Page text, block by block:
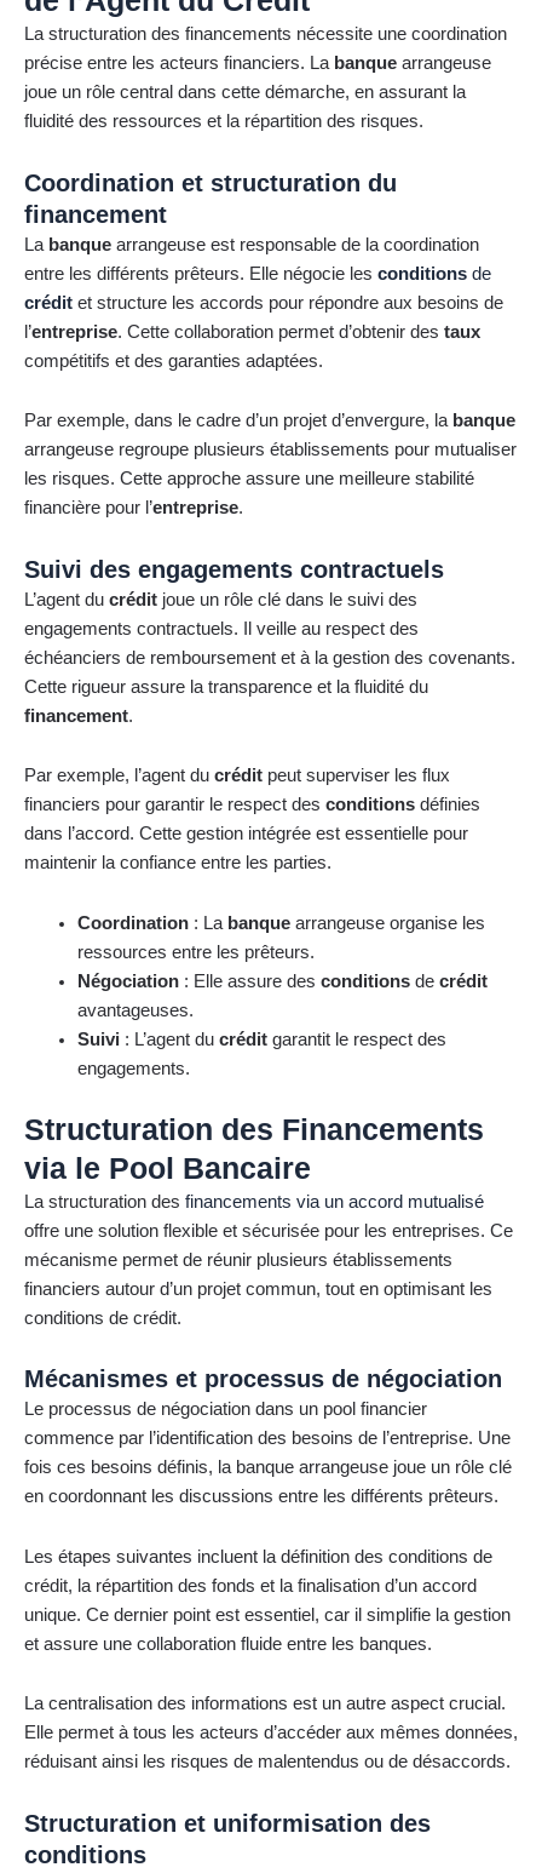
La structuration des financements nécessite une coordination
précise entre les acteurs financiers. La banque arrangeuse
joue un rôle central dans cette démarche, en assurant la
fluidité des ressources et la répartition des risques.
Coordination et structuration du
financement
La banque arrangeuse est responsable de la coordination
entre les différents prêteurs. Elle négocie les conditions de
crédit et structure les accords pour répondre aux besoins de
l’entreprise. Cette collaboration permet d’obtenir des taux
compétitifs et des garanties adaptées.
Par exemple, dans le cadre d’un projet d’envergure, la banque
arrangeuse regroupe plusieurs établissements pour mutualiser
les risques. Cette approche assure une meilleure stabilité
financière pour l’entreprise.
Suivi des engagements contractuels
L’agent du crédit joue un rôle clé dans le suivi des
engagements contractuels. Il veille au respect des
échéanciers de remboursement et à la gestion des covenants.
Cette rigueur assure la transparence et la fluidité du
financement.
Par exemple, l’agent du crédit peut superviser les flux
financiers pour garantir le respect des conditions définies
dans l’accord. Cette gestion intégrée est essentielle pour
maintenir la confiance entre les parties.
Coordination: La banquearrangeuse organise les
ressources entre les prêteurs.
Négociation: Elle assure des conditionsde crédit
avantageuses.
Suivi: L’agent du créditgarantit le respect des
engagements.
Structuration des Financements
via le Pool Bancaire
La structuration des financements via un accord mutualisé
offre une solution flexible et sécurisée pour les entreprises. Ce
mécanisme permet de réunir plusieurs établissements
financiers autour d’un projet commun, tout en optimisant les
conditions de crédit.
Mécanismes et processus de négociation
Le processus de négociation dans un pool financier
commence par l’identification des besoins de l’entreprise. Une
fois ces besoins définis, la banque arrangeuse joue un rôle clé
en coordonnant les discussions entre les différents prêteurs.
Les étapes suivantes incluent la définition des conditions de
crédit, la répartition des fonds et la finalisation d’un accord
unique. Ce dernier point est essentiel, car il simplifie la gestion
et assure une collaboration fluide entre les banques.
La centralisation des informations est un autre aspect crucial.
Elle permet à tous les acteurs d’accéder aux mêmes données,
réduisant ainsi les risques de malentendus ou de désaccords.
Structuration et uniformisation des
conditions